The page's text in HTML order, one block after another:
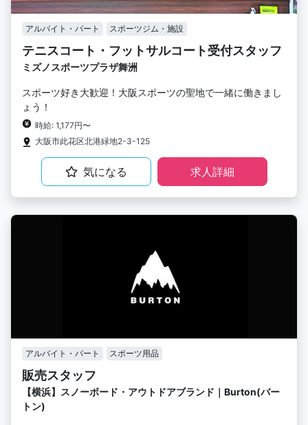
アルバイト・パート スポーツジム・施設
テニスコート・フットサルコート受付スタッフ
ミズノスポーツプラザ舞洲
スポーツ好き大歓迎！大阪スポーツの聖地で一緒に働きまし
ょう！
時給: 1,177円〜
大阪市此花区北港緑地2-3-125
気になる 求人詳細
アルバイト・パート スポーツ用品
販売スタッフ
【横浜】スノーボード・アウトドアブランド｜Burton(バー
トン)